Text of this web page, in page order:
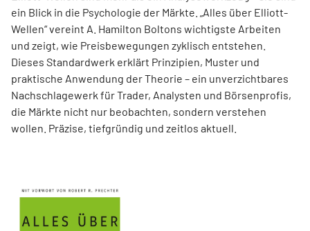
ein Blick in die Psychologie der Märkte. „Alles über Elliott-
Wellen“ vereint A. Hamilton Boltons wichtigste Arbeiten
und zeigt, wie Preisbewegungen zyklisch entstehen.
Dieses Standardwerk erklärt Prinzipien, Muster und
praktische Anwendung der Theorie – ein unverzichtbares
Nachschlagewerk für Trader, Analysten und Börsenprofis,
die Märkte nicht nur beobachten, sondern verstehen
wollen. Präzise, tiefgründig und zeitlos aktuell.